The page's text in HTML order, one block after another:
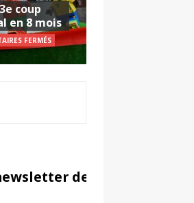
coup
en 8 mois
FERMÉS
de